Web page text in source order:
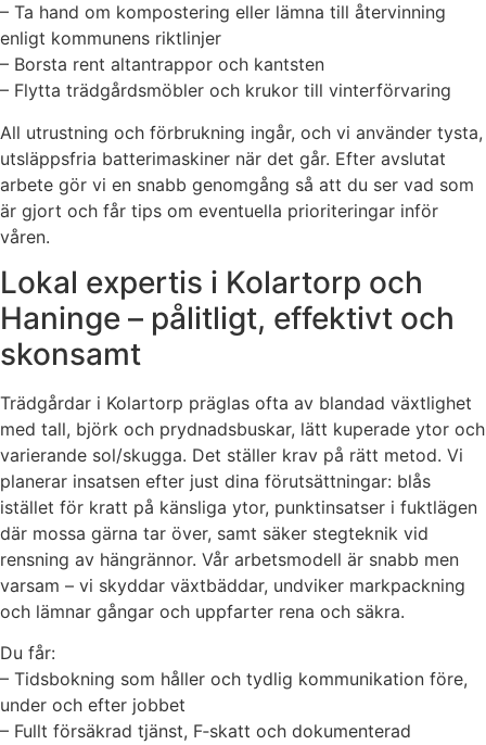
– Ta hand om kompostering eller lämna till återvinning
enligt kommunens riktlinjer
– Borsta rent altantrappor och kantsten
– Flytta trädgårdsmöbler och krukor till vinterförvaring
All utrustning och förbrukning ingår, och vi använder tysta,
utsläppsfria batterimaskiner när det går. Efter avslutat
arbete gör vi en snabb genomgång så att du ser vad som
är gjort och får tips om eventuella prioriteringar inför
våren.
Lokal expertis i Kolartorp och
Haninge – pålitligt, effektivt och
skonsamt
Trädgårdar i Kolartorp präglas ofta av blandad växtlighet
med tall, björk och prydnadsbuskar, lätt kuperade ytor och
varierande sol/skugga. Det ställer krav på rätt metod. Vi
planerar insatsen efter just dina förutsättningar: blås
istället för kratt på känsliga ytor, punktinsatser i fuktlägen
där mossa gärna tar över, samt säker stegteknik vid
rensning av hängrännor. Vår arbetsmodell är snabb men
varsam – vi skyddar växtbäddar, undviker markpackning
och lämnar gångar och uppfarter rena och säkra.
Du får:
– Tidsbokning som håller och tydlig kommunikation före,
under och efter jobbet
– Fullt försäkrad tjänst, F‑skatt och dokumenterad